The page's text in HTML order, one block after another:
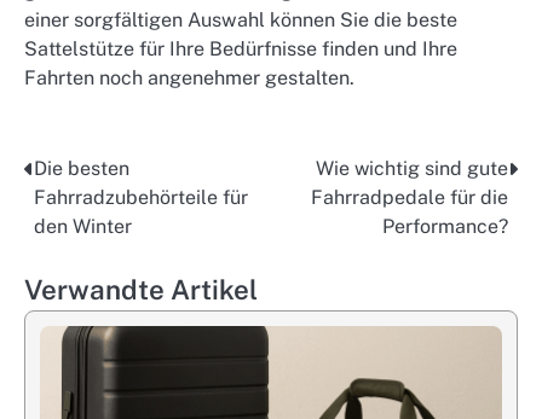
einer sorgfältigen Auswahl können Sie die beste
Sattelstütze für Ihre Bedürfnisse finden und Ihre
Fahrten noch angenehmer gestalten.
Post
navigation
Die besten
Fahrradzubehörteile für
den Winter
Wie wichtig sind gute
Fahrradpedale für die
Performance?
Verwandte Artikel